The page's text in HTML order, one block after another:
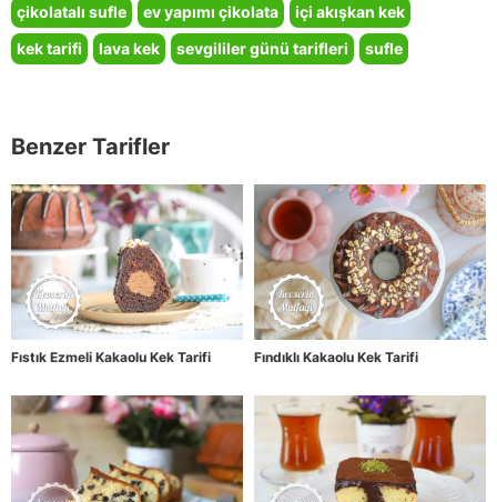
çikolatalı sufle ev yapımı çikolata
içi akışkan kek
kek tarifi
lava kek sevgililer günü tarifleri sufle
Benzer Tarifler
Fıstık Ezmeli Kakaolu Kek Tarifi Fındıklı Kakaolu Kek Tarifi